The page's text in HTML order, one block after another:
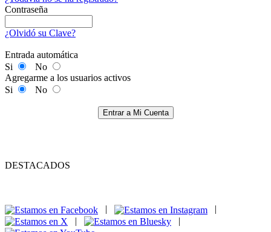
Contraseña
¿Olvidó su Clave?
Entrada automática
Si
No
Agregarme a los usuarios activos
Si
No
Entrar a Mi Cuenta
DESTACADOS
|
|